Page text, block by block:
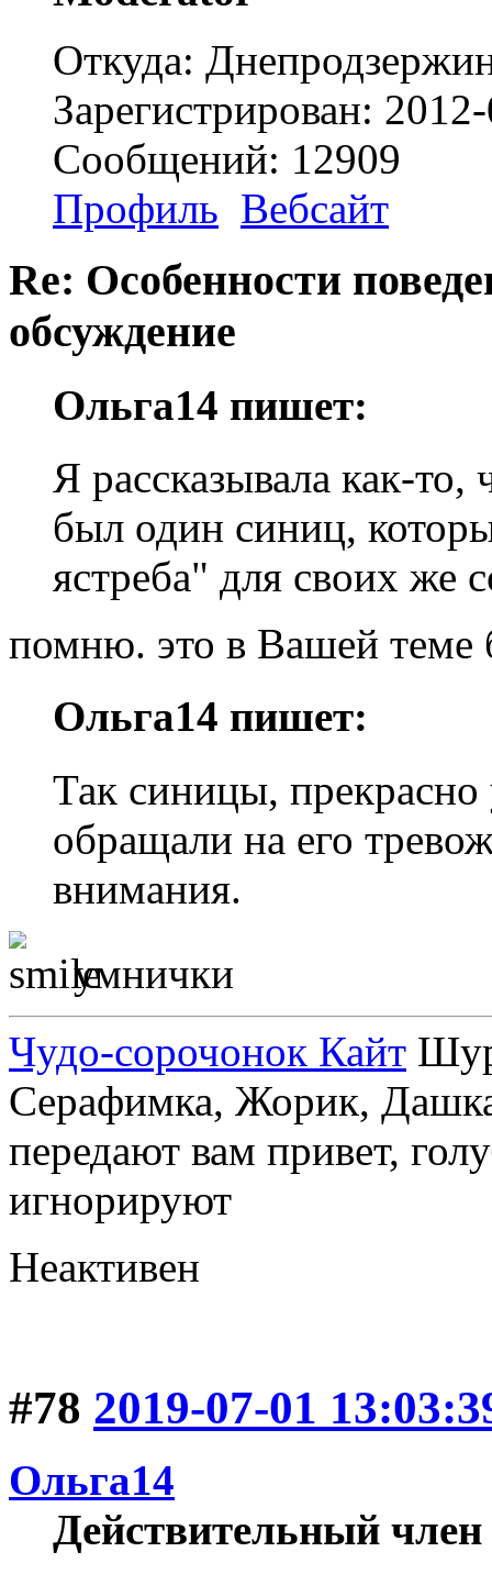
Откуда:
Зарегистрирован:
Сообщений: 12909
Профиль Вебсайт
Re: Особенности
обсуждение
Ольга14 пишет:
Я рассказывала как-то,
был один синиц,
ястреба" для своих же
помню. это в Вашей теме
Ольга14 пишет:
Так синицы, прекрасно
обращали на его
внимания.
умнички
Чудо-сорочонок Кайт
Серафимка, Жорик,
передают вам привет,
игнорируют
Неактивен
#78 2019-07-01
Ольга14
Действительный член